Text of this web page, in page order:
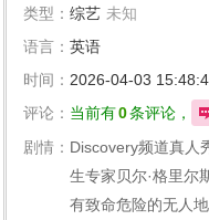
类型： 综艺 未知
语言： 英语
时间： 2026-04-03
评论： 当前有0条评论，
剧情： Discovery频道真人
生专家贝尔·格里尔
有致命危险的无人